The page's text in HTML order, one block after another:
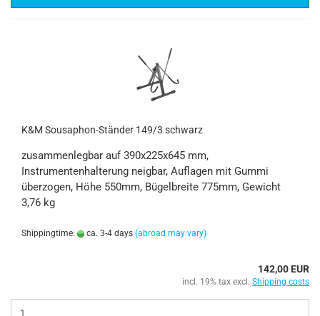
K&M Sousaphon-Ständer 149/3 schwarz
zusammenlegbar auf 390x225x645 mm,
Instrumentenhalterung neigbar, Auflagen mit Gummi
überzogen, Höhe 550mm, Bügelbreite 775mm, Gewicht
3,76 kg
Shippingtime: ca. 3-4 days (abroad may vary)
142,00 EUR
incl. 19% tax excl. Shipping costs